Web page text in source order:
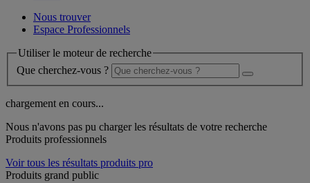
Nous trouver
Espace Professionnels
Utiliser le moteur de recherche
Que cherchez-vous ?
chargement en cours...
Nous n'avons pas pu charger les résultats de votre recherche
Produits professionnels
Voir tous les résultats produits pro
Produits grand public